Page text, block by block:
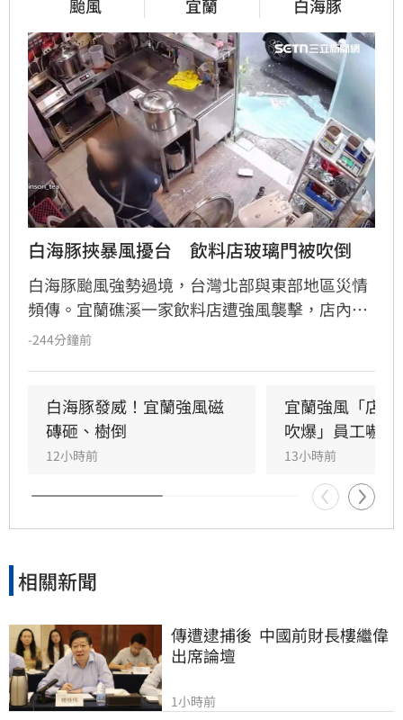
颱風 宜蘭 白海豚
白海豚挾暴風擾台　飲料店玻璃門被吹倒
白海豚颱風強勢過境，台灣北部與東部地區災情
頻傳。宜蘭礁溪一家飲料店遭強風襲擊，店內玻
璃門瞬間碎裂，店員飽受驚嚇，目前只能先以木
浪花吞沒跌倒，驚險畫面曝光引發網友撻伐。海
巡署對此嚴正呼籲，颱風期間切勿闖入警戒區，
違者最高可處25萬元罰鍰。
-244分鐘前
白海豚發威！宜蘭強風磁
磚砸、樹倒
12小時前
宜蘭強風「店
吹爆」員工嚇抱
13小時前
相關新聞
傳遭逮捕後  中國前財長樓繼偉
出席論壇
1小時前